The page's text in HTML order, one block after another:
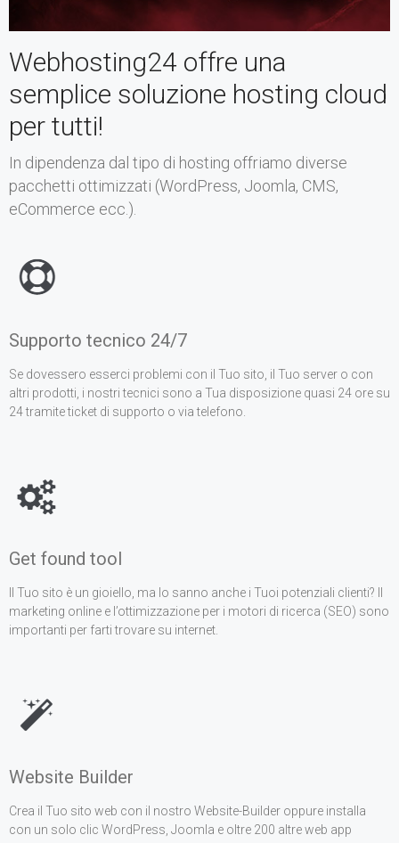
Webhosting24 offre una
semplice soluzione hosting cloud
per tutti!
In dipendenza dal tipo di hosting offriamo diverse
pacchetti ottimizzati (WordPress, Joomla, CMS,
eCommerce ecc.).
Supporto tecnico 24/7
Se dovessero esserci problemi con il Tuo sito, il Tuo server o con
altri prodotti, i nostri tecnici sono a Tua disposizione quasi 24 ore su
24 tramite ticket di supporto o via telefono.
Get found tool
Il Tuo sito è un gioiello, ma lo sanno anche i Tuoi potenziali clienti? Il
marketing online e l’ottimizzazione per i motori di ricerca (SEO) sono
importanti per farti trovare su internet.
Website Builder
Crea il Tuo sito web con il nostro Website-Builder oppure installa
con un solo clic WordPress, Joomla e oltre 200 altre web app